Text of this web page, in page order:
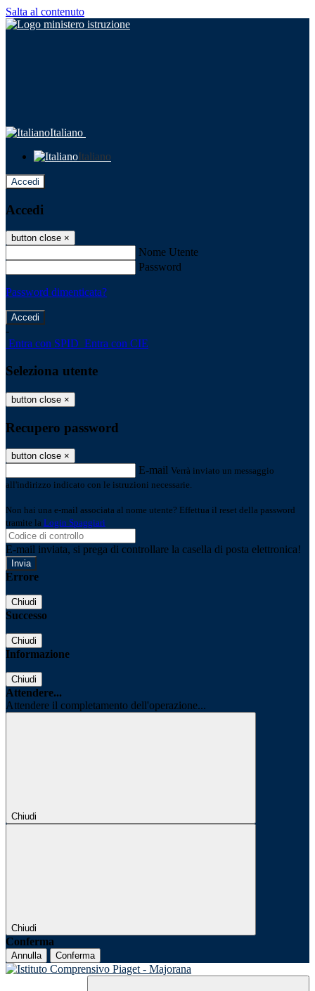
Salta al contenuto
Italiano
Italiano
Accedi
Accedi
button close ×
Nome Utente
Password
Password dimenticata?
-
Entra con SPID Entra con CIE
Seleziona utente
button close ×
Recupero password
button close ×
E-mail Verrà inviato un messaggio
all'indirizzo indicato con le istruzioni necessarie.
Non hai una e-mail associata al nome utente? Effettua il reset della password
tramite la Login Spaggiari
E-mail inviata, si prega di controllare la casella di posta elettronica!
Errore
Chiudi
Successo
Chiudi
Informazione
Chiudi
Attendere...
Attendere il completamento dell'operazione...
Chiudi
Chiudi
Conferma
Annulla Conferma